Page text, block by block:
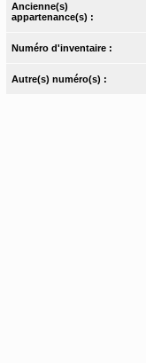
Ancienne(s)
appartenance(s) :
Numéro d'inventaire :
Autre(s) numéro(s) :